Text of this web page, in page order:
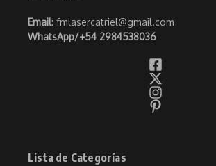
Email: fmlasercatriel@gmail.com
WhatsApp/+54 2984538036
Lista de Categorías